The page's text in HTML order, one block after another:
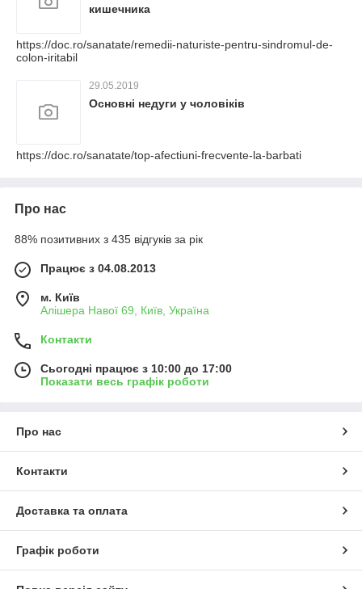
кишечника
https://doc.ro/sanatate/remedii-naturiste-pentru-sindromul-de-
colon-iritabil
29.05.2019
Основні недуги у чоловіків
https://doc.ro/sanatate/top-afectiuni-frecvente-la-barbati
Про нас
88% позитивних з 435 відгуків за рік
Працює з 04.08.2013
м. Київ
Алішера Навої 69, Київ, Україна
Контакти
Сьогодні працює з 10:00 до 17:00
Показати весь графік роботи
Про нас
Контакти
Доставка та оплата
Графік роботи